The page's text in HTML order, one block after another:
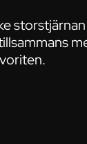
storstjärnan